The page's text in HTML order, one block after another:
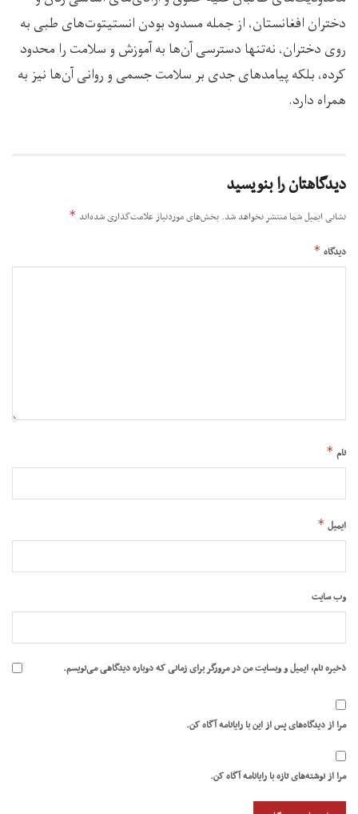
دختران افغانستان، از جمله مسدود بودن انستیتوت‌های طبی به
روی دختران، نه‌تنها دسترسی آن‌ها به آموزش و سلامت را محدود
کرده، بلکه پیامدهای جدی بر سلامت جسمی و روانی آن‌ها نیز به
همراه دارد.
دیدگاهتان را بنویسید
نشانی ایمیل شما منتشر نخواهد شد. بخش‌های موردنیاز علامت‌گذاری شده‌اند *
دیدگاه *
نام *
ایمیل *
وب‌ سایت
ذخیره نام، ایمیل و وبسایت من در مرورگر برای زمانی که دوباره دیدگاهی می‌نویسم.
مرا از دیدگاه‌های پس از این با رایانامه آگاه کن.
مرا از نوشته‌های تازه با رایانامه آگاه کن.